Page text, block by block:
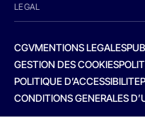
LEGAL
CGVMENTIONS LEGALES
GESTION DES COOKIES
POLITIQUE D’ACCESSIBILITE
CONDITIONS GENERALES